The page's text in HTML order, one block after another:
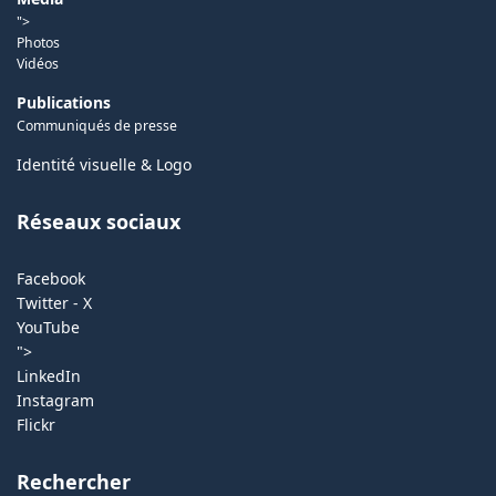
">
Photos
Vidéos
Publications
Communiqués de presse
Identité visuelle & Logo
Réseaux sociaux
Facebook
Twitter - X
YouTube
">
LinkedIn
Instagram
Flickr
Rechercher